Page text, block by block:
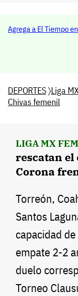
Agrega a El Tiempo
DEPORTES〉Liga
Chivas femenil
LIGA MX
rescatan el
Corona
Torreón,
Santos
capacidad
empate 2-2
duelo
Torneo